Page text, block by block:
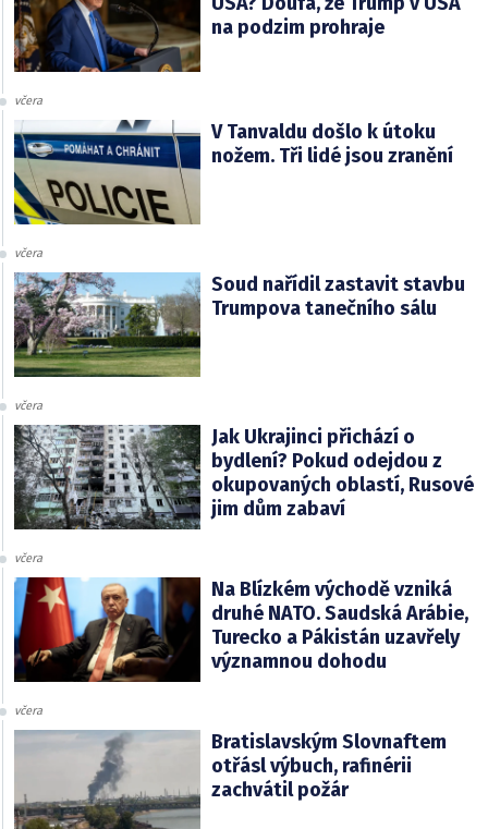
na podzim prohraje
včera
V Tanvaldu došlo k útoku
nožem. Tři lidé jsou zranění
včera
Soud nařídil zastavit stavbu
Trumpova tanečního sálu
včera
Jak Ukrajinci přichází o
bydlení? Pokud odejdou z
okupovaných oblastí, Rusové
jim dům zabaví
včera
Na Blízkém východě vzniká
druhé NATO. Saudská Arábie,
Turecko a Pákistán uzavřely
významnou dohodu
včera
Bratislavským Slovnaftem
otřásl výbuch, rafinérii
zachvátil požár